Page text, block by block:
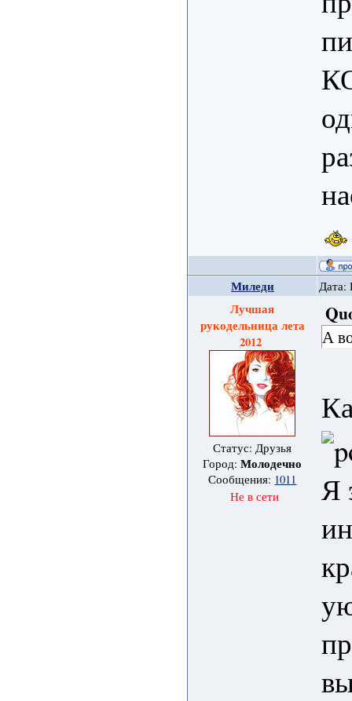
Миледи Дата:
Лучшая
рукодельница лета
2012
Статус: Друзья
Город:Молодечно
Сообщения: 1011
Не в сети
А
Я